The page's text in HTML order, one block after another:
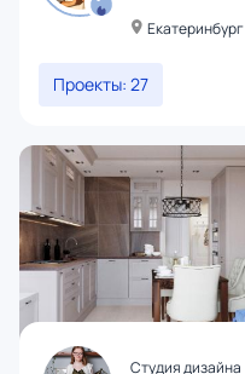
Екатеринбург
Проекты: 27
Студия дизайна